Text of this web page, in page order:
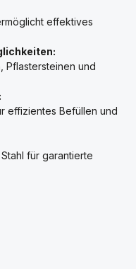
effektives
Pflastersteinen und
effizientes Befüllen und
für garantierte